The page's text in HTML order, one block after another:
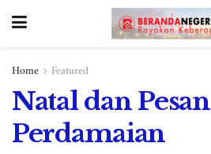
Home Featured
Natal dan Pesan
Perdamaian